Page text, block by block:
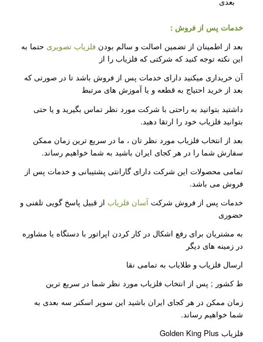
خدمات پس از فروش :
بعد از اطمینان از تضمین اصالت و سالم بودن فلزیاب تصویریحتما به
این نکته توجه کنید که شرکتی که فلزیاب را از
آن خریداری میکنید دارای خدمات پس از فروش باشد تا در صورتی که
بعد از خرید احتیاج به قطعه و یا آموزش های مرتبط
داشتید بتوانید به راحتی با شرکت مورد نظر تماس بگیرید و یا حتی
بتوانید فلزیاب خود را ارتقا دهید.
بعد از انتخاب فلزیاب مورد نظر تان ، ما در سریع ترین زمان ممکن
سفارش شما را در هر کجای ایران باشید به شما خواهیم رساند.
تمامی محصولات این شرکت دارای گارانتی پشتیبانی و خدمات پس از
فروش می باشد.
خدمات پس از فروش شرکت آسان فلزیاباز قبیل پاسخ گویی تلفنی و
حضوری
به مشتریان برای رفع اشکال در کار کردن اپراتور با دستگاه یا مشاوره
در زمینه های دیگر
ارسال فلزیاب و طلایاب به تمامی نقا
ط کشور ; پس از انتخاب فلزیاب مورد نظر شما در سریع ترین
زمان ممکن در هر کجای ایران باشید این سوپر اسکنر سه بعدی به
شما خواهیم رساند.
فلزیاب Golden King Plus